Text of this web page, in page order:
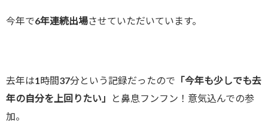
今年で6年連続出場させていただいています。
去年は1時間37分という記録だったので 「今年も少しでも去
年の自分を上回りたい」
と鼻息フンフン！意気込んでの参
加。